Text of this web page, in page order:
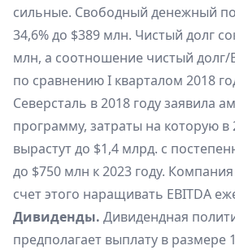
сильные. Свободный денежный
34,6% до $389 млн. Чистый долг
млн, а соотношение чистый долг/
по сравнению I кварталом 2018
Северсталь в 2018 году заявила
программу, затраты на которую в
вырастут до $1,4 млрд. с
до $750 млн к 2023 году.
счет этого наращивать EBITDA
Дивиденды. Дивидендная
предполагает выплату в размере